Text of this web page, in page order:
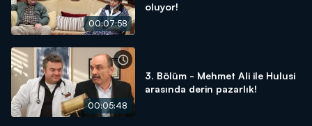
00:07:58
oluyor!
00:05:48
3. Bölüm - Mehmet Ali ile Hulusi
arasında derin pazarlık!